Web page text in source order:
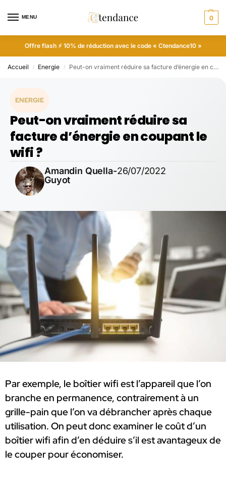
MENU 0
Offre flash ⚡ 10% de réduction avec le code « Ctendance10 »
Accueil / Energie / Peut-on vraiment réduire sa facture d’énergie en coupant le wifi ?
ENERGIE
Peut-on vraiment réduire sa
facture d’énergie en coupant le
wifi ?
Amandin Quella-
Guyot
26/07/2022
Par exemple, le boîtier wifi est l’appareil que l’on
branche en permanence, contrairement à un
grille-pain que l’on va débrancher après chaque
utilisation. On peut donc examiner le coût d’un
boîtier wifi afin d’en déduire s’il est avantageux de
le couper pour économiser.